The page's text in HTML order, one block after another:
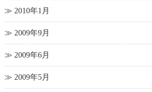
2010年1月
2009年9月
2009年6月
2009年5月